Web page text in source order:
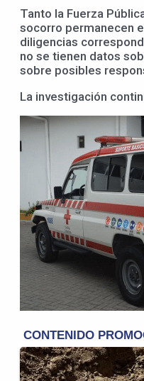
Tanto la Fuerza
socorro permanecen
diligencias
no se tienen datos
sobre posibles
La investigación